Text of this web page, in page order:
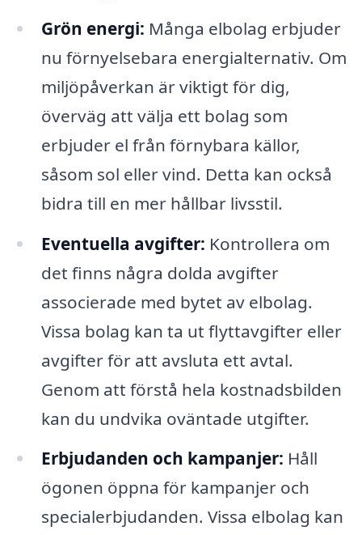
Grön energi: Många elbolag erbjuder
nu förnyelsebara energialternativ. Om
miljöpåverkan är viktigt för dig,
överväg att välja ett bolag som
erbjuder el från förnybara källor,
såsom sol eller vind. Detta kan också
bidra till en mer hållbar livsstil.
Eventuella avgifter: Kontrollera om
det finns några dolda avgifter
associerade med bytet av elbolag.
Vissa bolag kan ta ut flyttavgifter eller
avgifter för att avsluta ett avtal.
Genom att förstå hela kostnadsbilden
kan du undvika oväntade utgifter.
Erbjudanden och kampanjer: Håll
ögonen öppna för kampanjer och
specialerbjudanden. Vissa elbolag kan